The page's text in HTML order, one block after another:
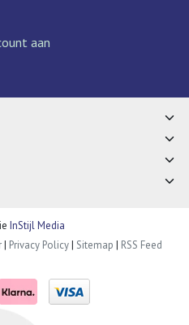
aan
InStijl Media
| Privacy Policy| Sitemap | RSS Feed